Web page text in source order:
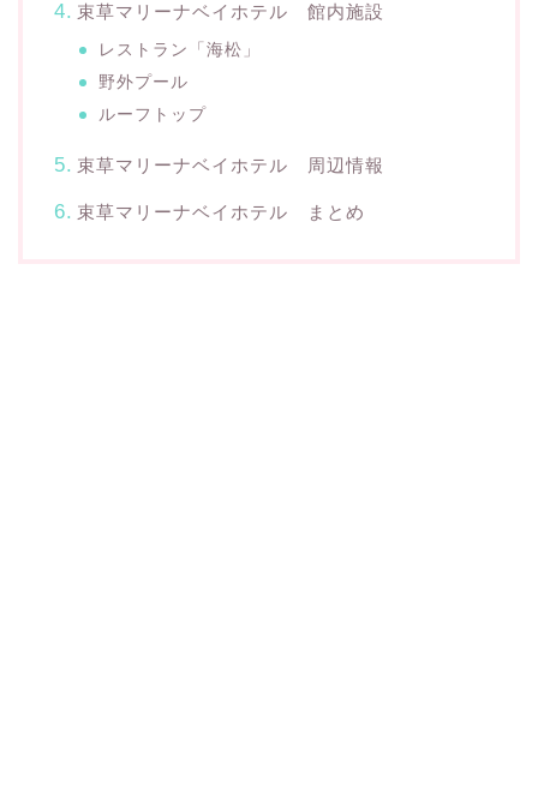
束草マリーナベイホテル 館内施設
レストラン「海松」
野外プール
ルーフトップ
束草マリーナベイホテル 周辺情報
束草マリーナベイホテル まとめ